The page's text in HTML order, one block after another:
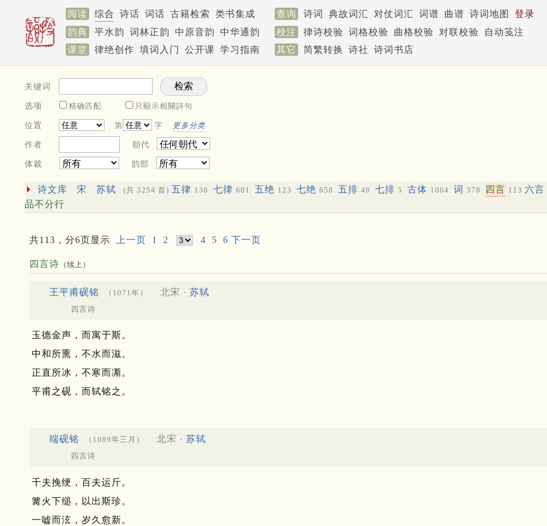
阅读 综合 诗话 词话 古籍检索 类书集成 查询 诗词 典故词汇 对仗词汇 词谱 曲谱 诗词地图
登录
韵典
平水韵 词林正韵 中原音韵 中华通韵 校注 律诗校验 词格校验 曲格校验 对联校验
自动笺注
课堂
律绝创作 填词入门 公开课 学习指南 其它 简繁转换 诗社 诗词书店
关键词
选项 精确匹配 只顯示相關詩句
位置 第 字 更多分类
作者 朝代
体裁 韵部
诗文库 宋 苏轼 (共 3254 首) 五律 136 七律 601 五绝 123 七绝 658 五排 48 七排 5 古体 1064 词 378 四言 113 六言
品不分行
共113，分6页显示 上一页 1 2 4 5 6 下一页
四言诗 （续上）
王平甫砚铭 （1071年） 北宋 · 苏轼
四言诗
玉德金声，而寓于斯。
中和所熏，不水而滋。
正直所冰，不寒而凘。
平甫之砚，而轼铭之。
端砚铭 （1089年三月） 北宋 · 苏轼
四言诗
千夫挽绠，百夫运斤。
篝火下缒，以出斯珍。
一嘘而泫，岁久愈新。